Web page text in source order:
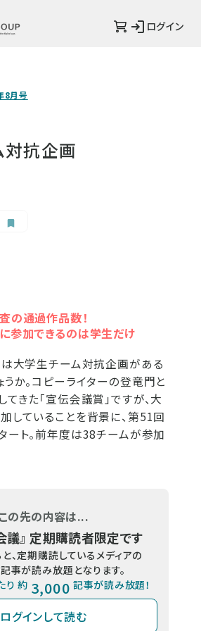
ログイン
8月号
対抗企画
の通過作品数！
参加できるのは学生だけ
は大学生チーム対抗企画がある
か。コピーライターの登竜門と
きた「宣伝会議賞」ですが、大
していることを背景に、第51回
ート。前年度は38チームが参加
この先の内容は...
議』 定期購読者限定です
、定期購読しているメディアの
事が読み放題となります。
り 約 3,000 記事が読み放題！
ログインして読む